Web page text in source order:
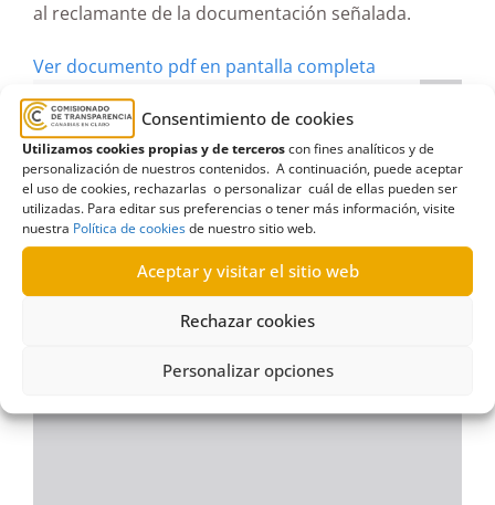
Consentimiento de cookies
Utilizamos cookies propias y de terceroscon fines analíticos y de
personalización de nuestros contenidos. A continuación, puede aceptar
el uso de cookies, rechazarlas o personalizar cuál de ellas pueden ser
utilizadas. Para editar sus preferencias o tener más información, visite
nuestra Política de cookiesde nuestro sitio web.
Aceptar y visitar el sitio web
Rechazar cookies
Personalizar opciones
al reclamante de la documentación señalada.
Ver documento pdf en pantalla completa